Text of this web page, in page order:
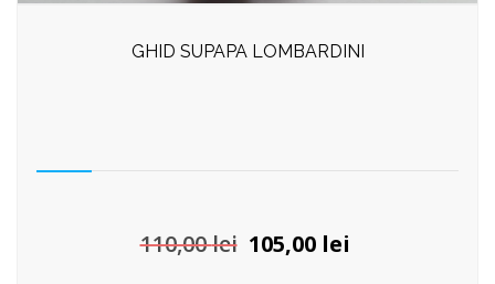
GHID SUPAPA LOMBARDINI
110,00lei Prețul
105,00 lei